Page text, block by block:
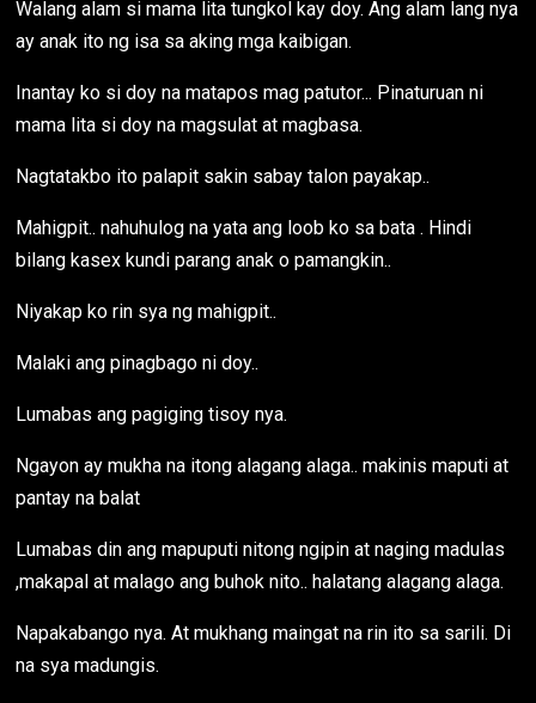
Walang alam si mama lita tungkol kay doy. Ang alam lang nya
ay anak ito ng isa sa aking mga kaibigan.
Inantay ko si doy na matapos mag patutor... Pinaturuan ni
mama lita si doy na magsulat at magbasa.
Nagtatakbo ito palapit sakin sabay talon payakap..
Mahigpit.. nahuhulog na yata ang loob ko sa bata . Hindi
bilang kasex kundi parang anak o pamangkin..
Niyakap ko rin sya ng mahigpit..
Malaki ang pinagbago ni doy..
Lumabas ang pagiging tisoy nya.
Ngayon ay mukha na itong alagang alaga.. makinis maputi at
pantay na balat
Lumabas din ang mapuputi nitong ngipin at naging madulas
,makapal at malago ang buhok nito.. halatang alagang alaga.
Napakabango nya. At mukhang maingat na rin ito sa sarili. Di
na sya madungis.